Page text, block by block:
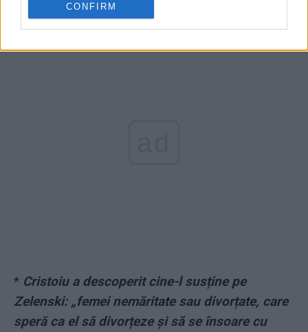
CONFIRM
după modelul MCV
* Cristoiu a descoperit cine-l susține pe
Zelenski: „femei nemăritate sau divorțate, care
speră ca el să divorțeze și să se însoare cu